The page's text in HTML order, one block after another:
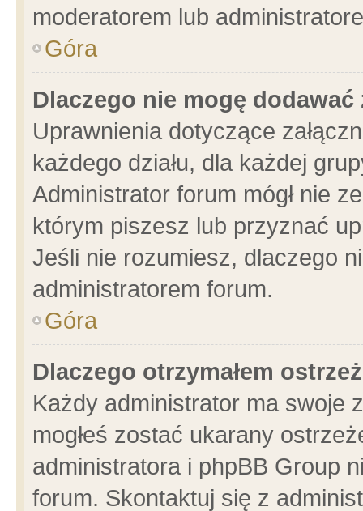
moderatorem lub
Góra
Dlaczego nie mogę dodawać
Uprawnienia dotyczące
każdego działu, dla każdej
Administrator forum mógł nie
którym piszesz lub przyznać
Jeśli nie rozumiesz, dlaczego
administratorem forum.
Góra
Dlaczego otrzymałem
Każdy administrator ma swoje
mogłeś zostać ukarany
administratora i phpBB Group
forum. Skontaktuj się z